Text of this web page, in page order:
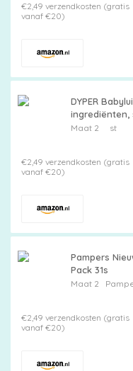
€2,49 verzendkosten (gratis
vanaf €20)
DYPER
nacht |
Maat 2 st
€2,49 verzendkosten (gratis
vanaf €20)
Pampers
Pack 31s
Maat 2
€2,49 verzendkosten (gratis
vanaf €20)